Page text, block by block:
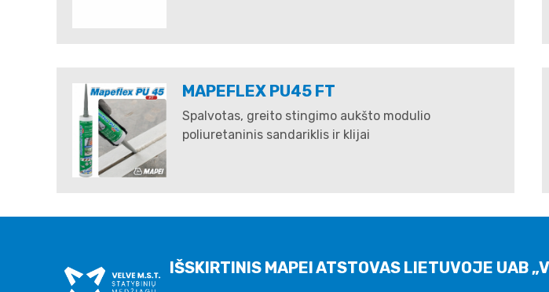
MAPEFLEX PU45 FT
Spalvotas, greito stingimo aukšto modulio
poliuretaninis sandariklis ir klijai
IŠSKIRTINIS MAPEI ATSTOVAS LIETUVOJE UAB